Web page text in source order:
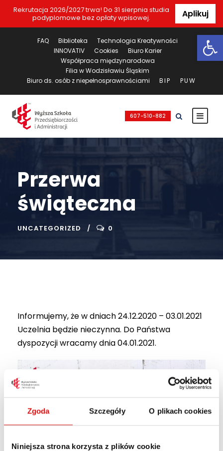
Zgoda Szczegóły O plikach cookies
Niniejsza strona korzysta z plików cookie
Rekrutacja 2026/2027 trwa! Do 31 sierpnia studia
podyplomowe bez opłaty wpisowej.
Aplikuj
FAQ Biblioteka
Technologia Kreatywności
INNOVATIV
Cookies
Biuro Karier
Współpraca międzynarodowa
Filia w Wodzisławiu Śląskim
Biuro ds. osób z niepełnosprawnościami
BIP PUW
607-510-882
Przerwa
świąteczna
UNCATEGORIZED 0
Informujemy, że w dniach 24.12.2020 – 03.01.2021
Uczelnia będzie nieczynna. Do Państwa
dyspozycji wracamy dnia 04.01.2021.